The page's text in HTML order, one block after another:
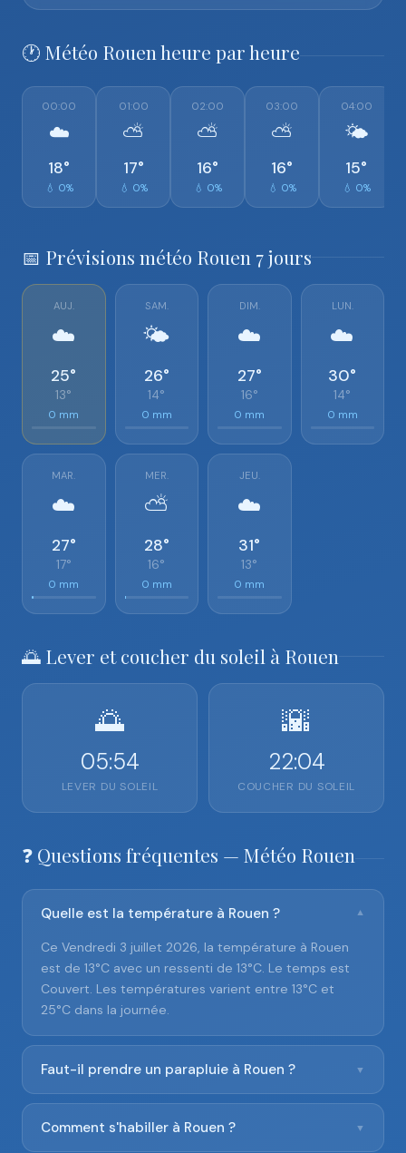
🕐 Météo Rouen heure par heure
00:00
☁️
18°
💧 0%
01:00
⛅
17°
💧 0%
02:00
⛅
16°
💧 0%
03:00
⛅
16°
💧 0%
04:00
🌤️
15°
💧 0%
📅 Prévisions météo Rouen 7 jours
AUJ.
☁️
25°
13°
0 mm
SAM.
🌤️
26°
14°
0 mm
DIM.
☁️
27°
16°
0 mm
LUN.
☁️
30°
14°
0 mm
MAR.
☁️
27°
17°
0 mm
MER.
⛅
28°
16°
0 mm
JEU.
☁️
31°
13°
0 mm
🌅 Lever et coucher du soleil à Rouen
🌅
05:54
LEVER DU SOLEIL
🌇
22:04
COUCHER DU SOLEIL
❓ Questions fréquentes — Météo Rouen
Quelle est la température à Rouen ? ▼
Ce Vendredi 3 juillet 2026, la température à Rouen
est de 13°C avec un ressenti de 13°C. Le temps est
Couvert. Les températures varient entre 13°C et
25°C dans la journée.
Faut-il prendre un parapluie à Rouen ? ▼
Comment s'habiller à Rouen ? ▼